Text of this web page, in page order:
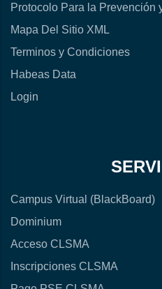
Protocolo Para la Prevención
Mapa Del Sitio XML
Terminos y Condiciones
Habeas Data
Login
Campus Virtual (BlackBoard)
Dominium
Acceso CLSMA
Inscripciones CLSMA